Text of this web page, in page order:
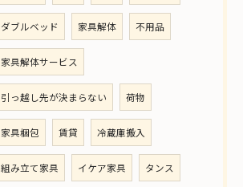
ダブルベッド 家具解体 不用品
家具解体サービス
引っ越し先が決まらない 荷物
家具梱包 賃貸 冷蔵庫搬入
組み立て家具 イケア家具 タンス